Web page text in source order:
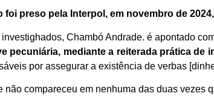
foi preso pela Interpol, em novembro de
investighados, Chambó Andrade. é apontado
pecuniária, mediante a reiterada prática
por assegurar a existência de verbas
não compareceu em nenhuma das duas vezes